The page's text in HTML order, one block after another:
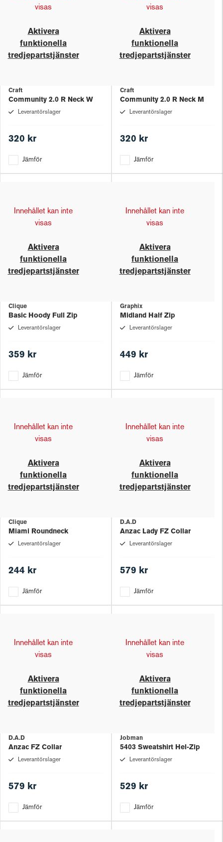
visas
Aktivera
funktionella
tredjepartstjänster
Craft
Community 2.0 R Neck W
Leverantörslager
320 kr
Jämför
visas
Aktivera
funktionella
tredjepartstjänster
Craft
Community 2.0 R Neck M
Leverantörslager
320 kr
Jämför
Innehållet kan inte
visas
Aktivera
funktionella
tredjepartstjänster
Clique
Basic Hoody Full Zip
Leverantörslager
359 kr
Jämför
Innehållet kan inte
visas
Aktivera
funktionella
tredjepartstjänster
Graphix
Midland Half Zip
Leverantörslager
449 kr
Jämför
Innehållet kan inte
visas
Aktivera
funktionella
tredjepartstjänster
Clique
Miami Roundneck
Leverantörslager
244 kr
Jämför
Innehållet kan inte
visas
Aktivera
funktionella
tredjepartstjänster
D.A.D
Anzac Lady FZ Collar
Leverantörslager
579 kr
Jämför
Innehållet kan inte
visas
Aktivera
funktionella
tredjepartstjänster
D.A.D
Anzac FZ Collar
Leverantörslager
579 kr
Jämför
Innehållet kan inte
visas
Aktivera
funktionella
tredjepartstjänster
Jobman
5403 Sweatshirt Hel-Zip
Leverantörslager
529 kr
Jämför